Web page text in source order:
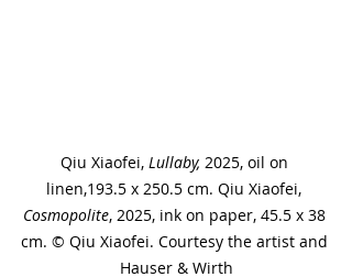
Qiu Xiaofei, Lullaby, 2025, oil on
linen,193.5 x 250.5 cm. Qiu Xiaofei,
Cosmopolite, 2025, ink on paper, 45.5 x 38
cm. © Qiu Xiaofei. Courtesy the artist and
Hauser & Wirth